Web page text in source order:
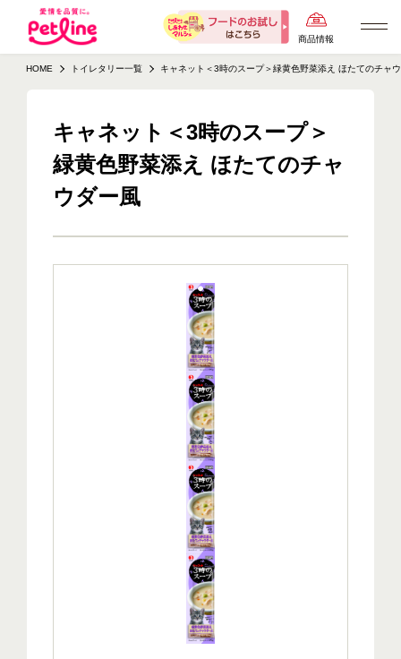
商品情報
HOME トイレタリー一覧 キャネット＜3時のスープ＞緑黄色野菜添え ほたてのチャ
キャネット＜3時のスープ＞
緑黄色野菜添え ほたてのチャ
ウダー風